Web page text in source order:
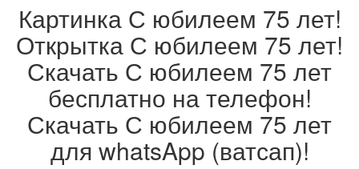
Картинка С юбилеем 75 лет!
Открытка С юбилеем 75 лет!
Скачать С юбилеем 75 лет
бесплатно на телефон!
Скачать С юбилеем 75 лет
для whatsApp (ватсап)!